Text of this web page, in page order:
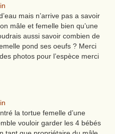
mais n’arrive pas a savoir
mâle et femelle bien qu’une
aussi savoir combien de
pond ses oeufs ? Merci
photos pour l’espèce merci
la tortue femelle d’une
vouloir garder les 4 bébés